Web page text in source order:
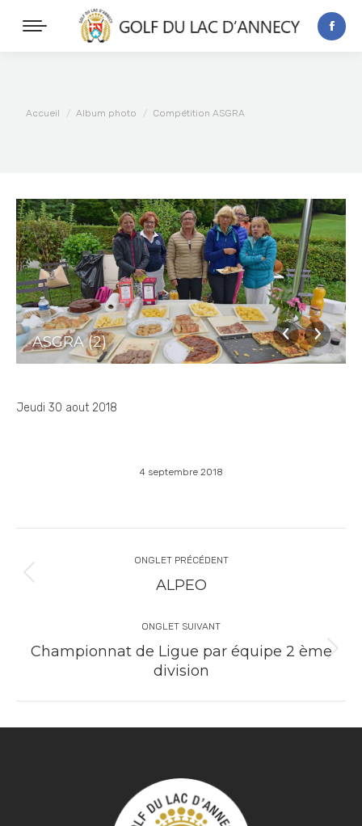
Vous êtes ici :
Accueil Album photo Compétition ASGRA
ASGRA (2)
Jeudi 30 aout 2018
4 septembre 2018
ONGLET PRÉCÉDENT
ALPEO
ONGLET SUIVANT
Championnat de Ligue par équipe 2 ème
division